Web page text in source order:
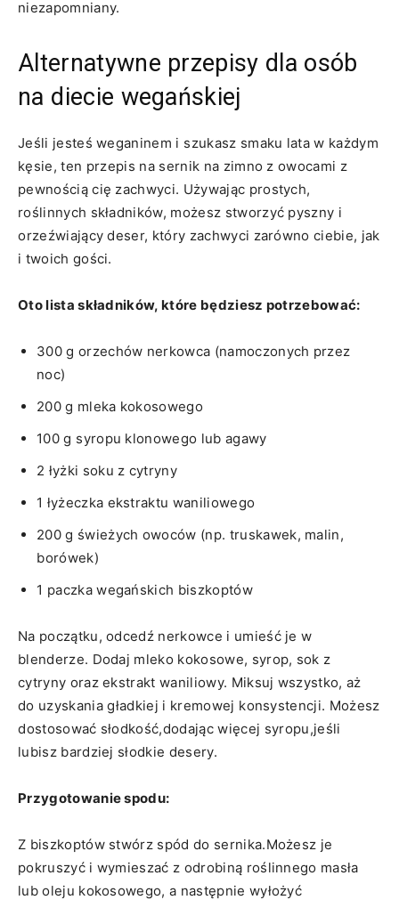
niezapomniany.
Alternatywne przepisy dla osób
na ⁢diecie wegańskiej
Jeśli jesteś‍ weganinem i⁣ szukasz smaku​ lata w każdym
kęsie, ten ⁢przepis na sernik na zimno z owocami z
pewnością cię zachwyci. ‍Używając prostych,
roślinnych składników, możesz stworzyć pyszny i
⁣orzeźwiający deser, który zachwyci zarówno ciebie, ‍jak
i twoich gości.
Oto lista składników, które będziesz ​potrzebować:
300 g orzechów‍ nerkowca (namoczonych przez
noc)
200 g mleka kokosowego
100 g ⁣syropu klonowego lub agawy
2 łyżki​ soku z cytryny
1 łyżeczka ekstraktu waniliowego
200 g​ świeżych owoców (np. truskawek, malin,
⁢borówek)
1⁤ paczka ​wegańskich biszkoptów
Na początku, odcedź nerkowce i umieść je w
blenderze. Dodaj mleko​ kokosowe, syrop, sok z
cytryny oraz ekstrakt waniliowy. Miksuj wszystko, aż
do uzyskania⁢ gładkiej i kremowej⁤ konsystencji. Możesz
⁣dostosować słodkość,dodając więcej ⁣syropu,jeśli
lubisz bardziej słodkie desery.
Przygotowanie‍ spodu:
Z biszkoptów stwórz spód do sernika.Możesz je​
pokruszyć i wymieszać z odrobiną ‌roślinnego masła
lub oleju kokosowego, a następnie wyłożyć